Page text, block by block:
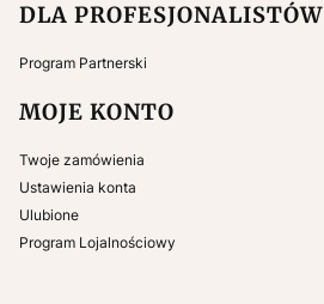
DLA PROFESJONALISTÓW
Program Partnerski
MOJE KONTO
Twoje zamówienia
Ustawienia konta
Ulubione
Program Lojalnościowy